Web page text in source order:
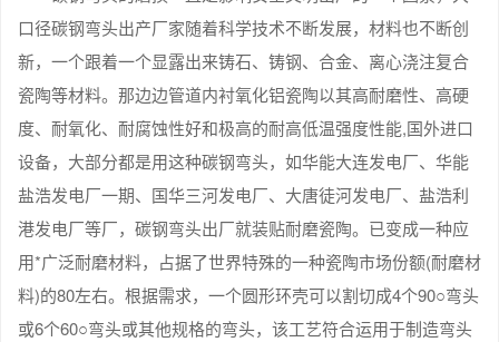
口径碳钢弯头出产厂家随着科学技术不断发展，材料也不断创
新，一个跟着一个显露出来铸石、铸钢、合金、离心浇注复合
瓷陶等材料。那边边管道内衬氧化铝瓷陶以其高耐磨性、高硬
度、耐氧化、耐腐蚀性好和极高的耐高低温强度性能,国外进口
设备，大部分都是用这种碳钢弯头，如华能大连发电厂、华能
盐浩发电厂一期、国华三河发电厂、大唐徒河发电厂、盐浩利
港发电厂等厂，碳钢弯头出厂就装贴耐磨瓷陶。已变成一种应
用*广泛耐磨材料，占据了世界特殊的一种瓷陶市场份额(耐磨材
料)的80左右。根据需求，一个圆形环壳可以割切成4个90○弯头
或6个60○弯头或其他规格的弯头，该工艺符合运用于制造弯头